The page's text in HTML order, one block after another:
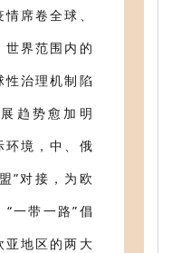
席卷全球、
世界范围内的
性治理机制陷
趋势愈加明
环境，中、俄
”对接，为欧
一带一路”倡
亚地区的两大